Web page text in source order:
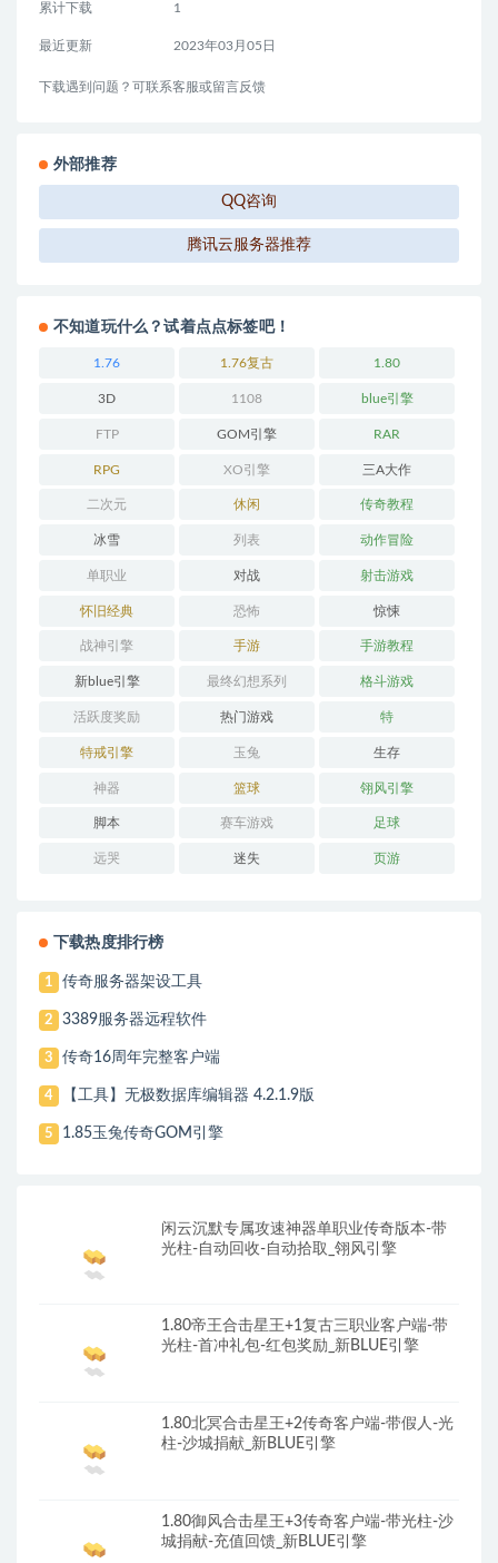
累计下载 1
最近更新 2023年03月05日
下载遇到问题？可联系客服或留言反馈
外部推荐
QQ咨询
腾讯云服务器推荐
不知道玩什么？试着点点标签吧！
1.76 1.76复古 1.80
3D 1108 blue引擎
FTP GOM引擎 RAR
RPG XO引擎 三A大作
二次元 休闲 传奇教程
冰雪 列表 动作冒险
单职业 对战 射击游戏
怀旧经典 恐怖 惊悚
战神引擎 手游 手游教程
新blue引擎 最终幻想系列 格斗游戏
活跃度奖励 热门游戏 特
特戒引擎 玉兔 生存
神器 篮球 翎风引擎
脚本 赛车游戏 足球
远哭 迷失 页游
下载热度排行榜
1 传奇服务器架设工具
2 3389服务器远程软件
3 传奇16周年完整客户端
4 【工具】无极数据库编辑器 4.2.1.9版
5 1.85玉兔传奇GOM引擎
闲云沉默专属攻速神器单职业传奇版本-带
光柱-自动回收-自动拾取_翎风引擎
1.80帝王合击星王+1复古三职业客户端-带
光柱-首冲礼包-红包奖励_新BLUE引擎
1.80北冥合击星王+2传奇客户端-带假人-光
柱-沙城捐献_新BLUE引擎
1.80御风合击星王+3传奇客户端-带光柱-沙
城捐献-充值回馈_新BLUE引擎